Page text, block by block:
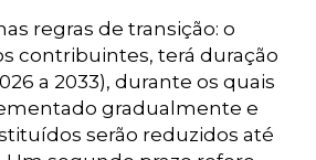
regras de transição: o
contribuintes, terá duração
a 2033), durante os quais
gradualmente e
serão reduzidos até